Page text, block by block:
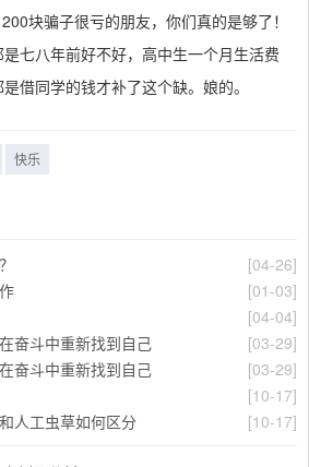
块骗子很亏的朋友，你们真的是够了！
七八年前好不好，高中生一个月生活费
借同学的钱才补了这个缺。娘的。
快乐
[04-26]
[01-03]
[04-04]
[03-29]
奋斗中重新找到自己
[03-29]
奋斗中重新找到自己
[10-17]
[10-17]
人工虫草如何区分